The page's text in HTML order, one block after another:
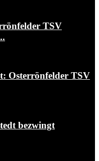
TSV
Osterrönfelder TSV
bezwingt